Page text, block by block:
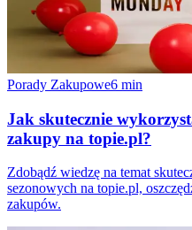
Porady Zakupowe6 min
Jak skutecznie
zakupy na topie.pl?
Zdobądź wiedzę na temat
sezonowych na topie.pl,
zakupów.